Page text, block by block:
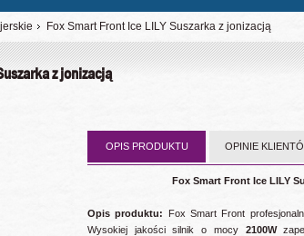
Fox Smart Front Ice LILY Suszarka z jonizacją
z jonizacją
OPIS PRODUKTU OPINIE
Fox Smart Front Ice LILY
Opis produktu:
Fox Smart Front
Wysokiej jakości silnik o mocy 2100W